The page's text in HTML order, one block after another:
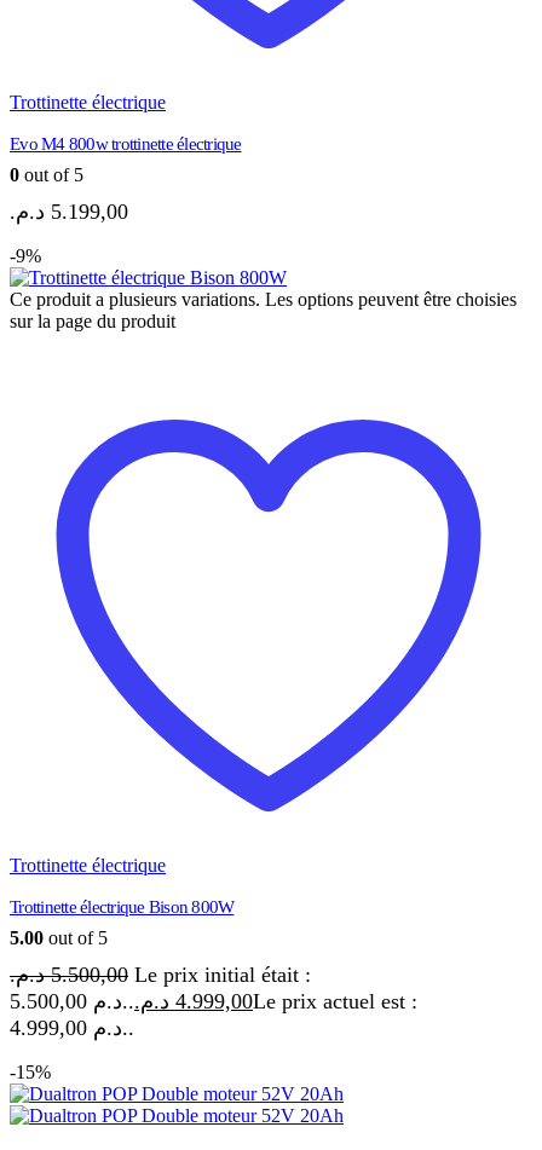
Trottinette électrique
Evo M4 800w trottinette électrique
0 out of 5
5.199,00 د.م.
-9%
Ce produit a plusieurs variations. Les options peuvent être choisies
sur la page du produit
Trottinette électrique
Trottinette électrique Bison 800W
5.00 out of 5
5.500,00 د.م.
Le prix initial était :
5.500,00 د.م..
4.999,00 د.م.
Le prix actuel est :
4.999,00 د.م..
-15%